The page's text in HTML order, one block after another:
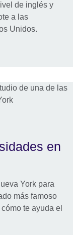
de inglés y
a las
Unidos.
en
York para
más famoso
te ayuda el